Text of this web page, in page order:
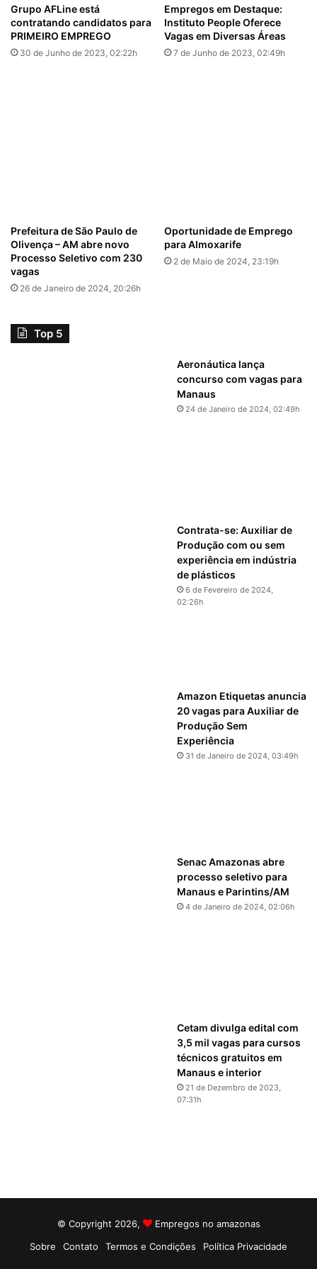
Grupo AFLine está
contratando candidatos para
PRIMEIRO EMPREGO
30 de Junho de 2023, 02:22h
Empregos em Destaque:
Instituto People Oferece
Vagas em Diversas Áreas
7 de Junho de 2023, 02:49h
Prefeitura de São Paulo de
Olivença – AM abre novo
Processo Seletivo com 230
vagas
26 de Janeiro de 2024, 20:26h
Oportunidade de Emprego
para Almoxarife
2 de Maio de 2024, 23:19h
Top 5
Aeronáutica lança
concurso com vagas para
Manaus
24 de Janeiro de 2024, 02:49h
Contrata-se: Auxiliar de
Produção com ou sem
experiência em indústria
de plásticos
6 de Fevereiro de 2024,
02:26h
Amazon Etiquetas anuncia
20 vagas para Auxiliar de
Produção Sem
Experiência
31 de Janeiro de 2024, 03:49h
Senac Amazonas abre
processo seletivo para
Manaus e Parintins/AM
4 de Janeiro de 2024, 02:06h
Cetam divulga edital com
3,5 mil vagas para cursos
técnicos gratuitos em
Manaus e interior
21 de Dezembro de 2023,
07:31h
© Copyright 2026,
Empregos no amazonas
Sobre
Contato Termos e Condições Política Privacidade